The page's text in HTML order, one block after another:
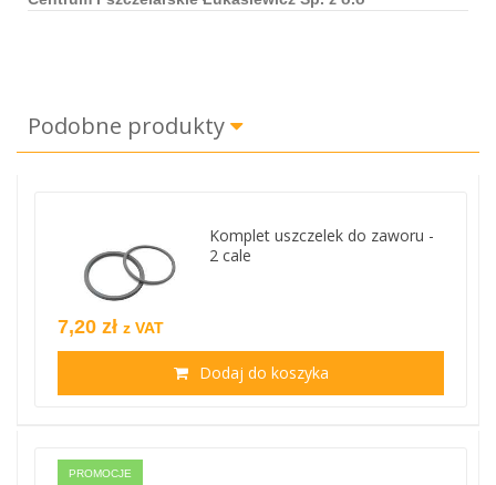
Podobne produkty
Komplet uszczelek do zaworu -
2 cale
7,20 zł z VAT
Dodaj do koszyka
PROMOCJE